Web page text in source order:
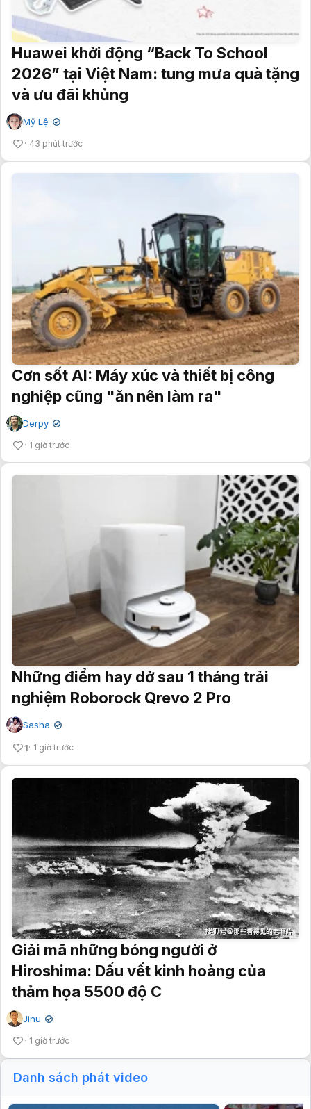
Huawei khởi động “Back To School
2026” tại Việt Nam: tung mưa quà tặng
và ưu đãi khủng
Mỹ Lệ ✔
43 phút trước
Cơn sốt AI: Máy xúc và thiết bị công
nghiệp cũng "ăn nên làm ra"
Derpy ✔
1 giờ trước
Những điểm hay dở sau 1 tháng trải
nghiệm Roborock Qrevo 2 Pro
Sasha ✔
1 1 giờ trước
Giải mã những bóng người ở
Hiroshima: Dấu vết kinh hoàng của
thảm họa 5500 độ C
Jinu ✔
1 giờ trước
Danh sách phát video